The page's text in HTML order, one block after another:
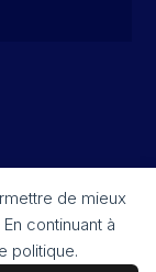
de mieux
continuant à
politique.